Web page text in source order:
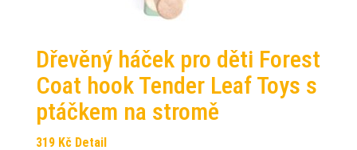
Dřevěný háček pro děti Forest
Coat hook Tender Leaf Toys s
ptáčkem na stromě
319 Kč Detail